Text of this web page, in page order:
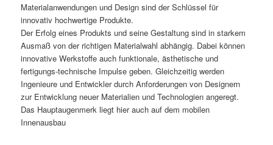
Materialanwendungen und Design sind der Schlüssel für
innovativ hochwertige Produkte.
Der Erfolg eines Produkts und seine Gestaltung sind in starkem
Ausmaß von der richtigen Materialwahl abhängig. Dabei können
innovative Werkstoffe auch funktionale, ästhetische und
fertigungs-technische Impulse geben. Gleichzeitig werden
Ingenieure und Entwickler durch Anforderungen von Designern
zur Entwicklung neuer Materialien und Technologien angeregt.
Das Hauptaugenmerk liegt hier auch auf dem mobilen
Innenausbau